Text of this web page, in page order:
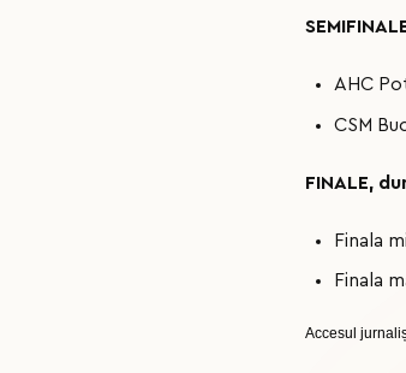
AHC
CSM
FINALE,
Finala
Finala
Accesul